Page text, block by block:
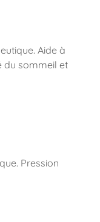
Aide à
du sommeil et
Pression